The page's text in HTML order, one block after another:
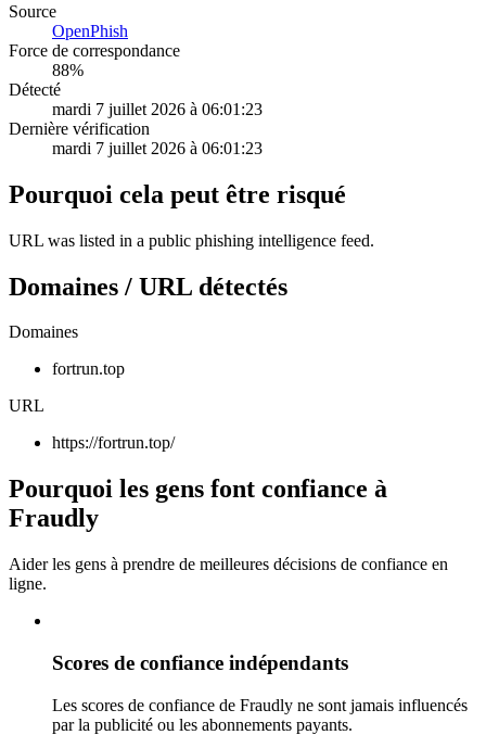
Source
OpenPhish
Force de correspondance
88%
Détecté
mardi 7 juillet 2026 à 06:01:23
Dernière vérification
mardi 7 juillet 2026 à 06:01:23
Pourquoi cela peut être risqué
URL was listed in a public phishing intelligence feed.
Domaines / URL détectés
Domaines
fortrun.top
URL
https://fortrun.top/
Pourquoi les gens font confiance à
Fraudly
Aider les gens à prendre de meilleures décisions de confiance en
ligne.
Scores de confiance indépendants
Les scores de confiance de Fraudly ne sont jamais influencés
par la publicité ou les abonnements payants.